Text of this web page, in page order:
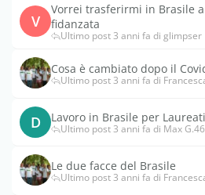
V
Vorrei trasferirmi in Brasile
fidanzata
Ultimo post 3 anni fa di glimpser
Cosa è cambiato dopo il
Ultimo post 3 anni fa di
D Lavoro in Brasile per Laureati
Ultimo post 3 anni fa di Max G.46
Le due facce del Brasile
Ultimo post 3 anni fa di